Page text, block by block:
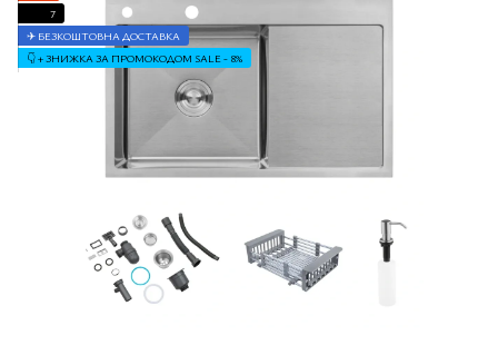
7
✈ БЕЗКОШТОВНА ДОСТАВКА
👇 + ЗНИЖКА ЗА ПРОМОКОДОМ SALE - 8%